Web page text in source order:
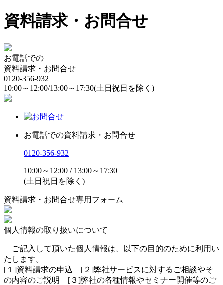
資料請求・お問合せ
お電話での
資料請求・お問合せ
0120-356-932
10:00～12:00/13:00～17:30(土日祝日を除く)
お電話での資料請求・お問合せ
0120-356-932
10:00～12:00 / 13:00～17:30
(土日祝日を除く)
資料請求・お問合せ専用フォーム
個人情報の取り扱いについて
ご記入して頂いた個人情報は、以下の目的のために利用い
たします。
[１]資料請求の申込 [２]弊社サービスに対するご相談やそ
の内容のご説明 [３]弊社の各種情報やセミナー開催等のご